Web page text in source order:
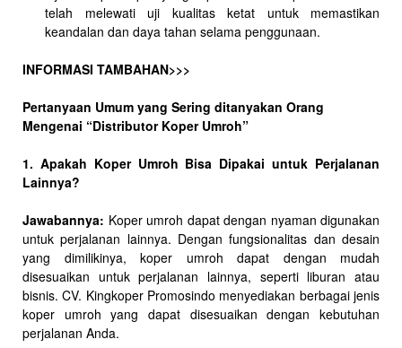
telah melewati uji kualitas ketat untuk memastikan
keandalan dan daya tahan selama penggunaan.
INFORMASI TAMBAHAN>>>
Pertanyaan Umum yang Sering ditanyakan Orang
Mengenai “Distributor Koper Umroh”
1. Apakah Koper Umroh Bisa Dipakai untuk Perjalanan
Lainnya?
Jawabannya: Koper umroh dapat dengan nyaman digunakan
untuk perjalanan lainnya. Dengan fungsionalitas dan desain
yang dimilikinya, koper umroh dapat dengan mudah
disesuaikan untuk perjalanan lainnya, seperti liburan atau
bisnis. CV. Kingkoper Promosindo menyediakan berbagai jenis
koper umroh yang dapat disesuaikan dengan kebutuhan
perjalanan Anda.